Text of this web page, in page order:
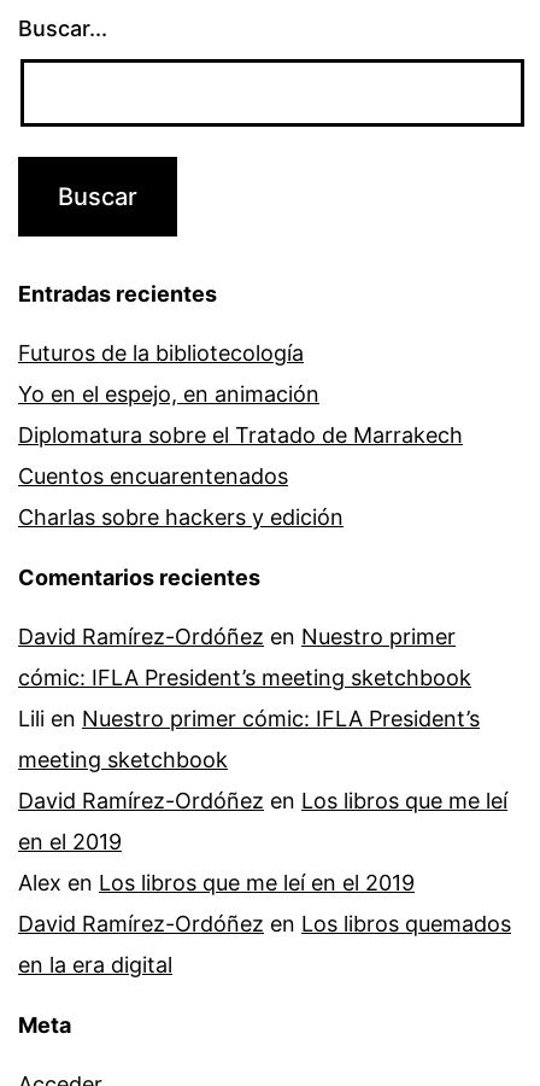
Buscar...
Entradas recientes
Futuros de la bibliotecología
Yo en el espejo, en animación
Diplomatura sobre el Tratado de Marrakech
Cuentos encuarentenados
Charlas sobre hackers y edición
Comentarios recientes
David Ramírez-Ordóñez en Nuestro primer
cómic: IFLA President’s meeting sketchbook
Lili en Nuestro primer cómic: IFLA President’s
meeting sketchbook
David Ramírez-Ordóñez en Los libros que me leí
en el 2019
Alex en Los libros que me leí en el 2019
David Ramírez-Ordóñez en Los libros quemados
en la era digital
Meta